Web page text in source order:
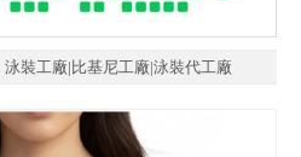
泳裝工廠|比基尼工廠|泳裝代工廠